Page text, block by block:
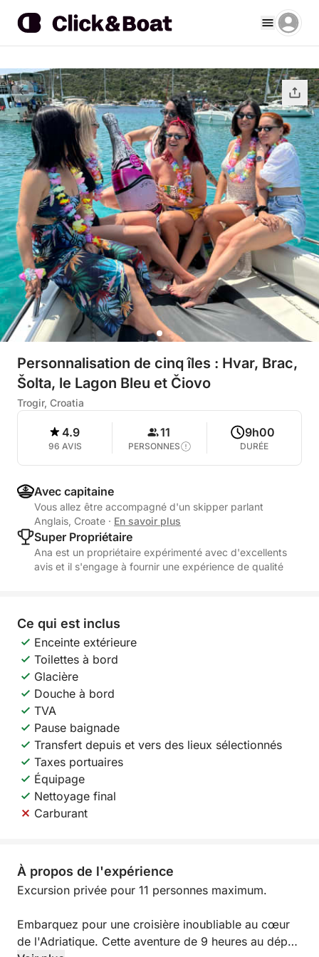
Personnalisation de cinq îles : Hvar, Brac,
Šolta, le Lagon Bleu et Čiovo
Trogir, Croatia
4.9
96 AVIS
11
PERSONNES
9h00
DURÉE
Avec capitaine
Vous allez être accompagné d'un skipper parlant
Anglais, Croate · En savoir plus
Super Propriétaire
Ana est un propriétaire expérimenté avec d'excellents
avis et il s'engage à fournir une expérience de qualité
Ce qui est inclus
Enceinte extérieure
Toilettes à bord
Glacière
Douche à bord
TVA
Pause baignade
Transfert depuis et vers des lieux sélectionnés
Taxes portuaires
Équipage
Nettoyage final
Carburant
À propos de l'expérience
Excursion privée pour 11 personnes maximum.
Embarquez pour une croisière inoubliable au cœur
de l'Adriatique. Cette aventure de 9 heures au départ